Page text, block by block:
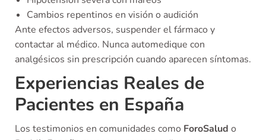
Cambios repentinos en visión o audición
Ante efectos adversos, suspender el fármaco y
contactar al médico. Nunca automedique con
analgésicos sin prescripción cuando aparecen síntomas.
Experiencias Reales de
Pacientes en España
Los testimonios en comunidades como ForoSalud o